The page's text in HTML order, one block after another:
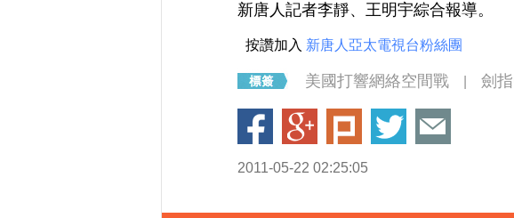
新唐人記者李靜、王明宇綜合報導。
按讚加入 新唐人亞太電視台粉絲團
美國打響網絡空間戰 劍
2011-05-22 02:25:05